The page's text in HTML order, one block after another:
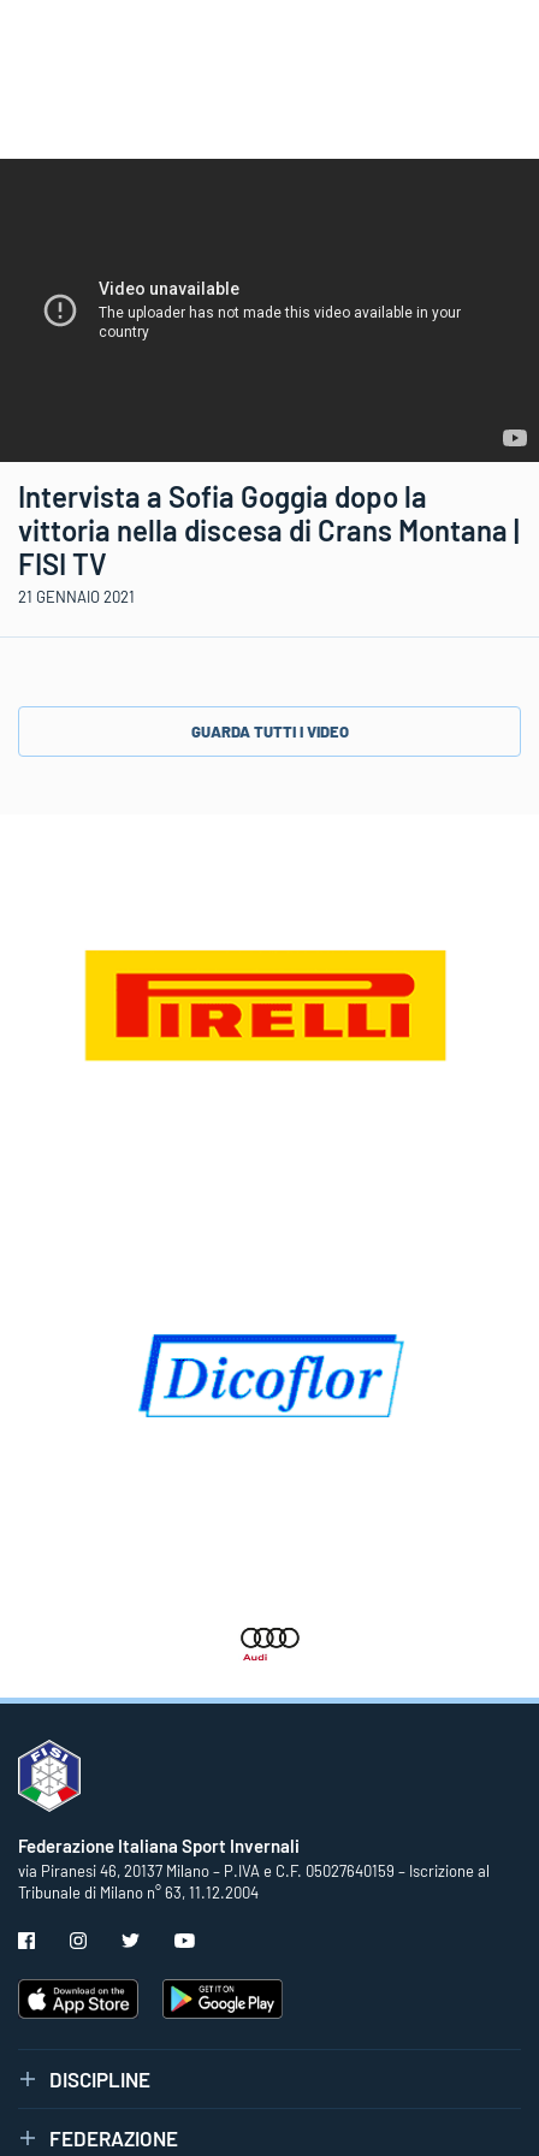
Intervista a Sofia Goggia dopo la
vittoria nella discesa di Crans Montana |
FISI TV
21 GENNAIO 2021
GUARDA TUTTI I VIDEO
Federazione Italiana Sport Invernali
via Piranesi 46, 20137 Milano – P.IVA e C.F. 05027640159 – Iscrizione al
Tribunale di Milano n° 63, 11.12.2004
DISCIPLINE
FEDERAZIONE